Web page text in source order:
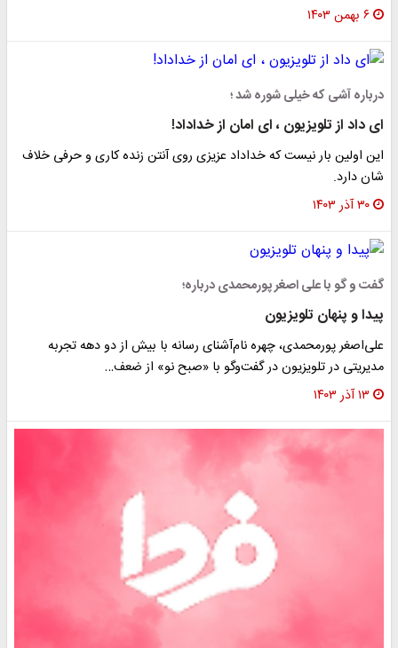
۶ بهمن ۱۴۰۳
درباره آشی که خیلی شوره شد ؛
ای داد از تلویزیون ، ای امان از خداداد!
این اولین بار نیست که خداداد عزیزی روی آنتن زنده کاری و حرفی خلاف
شان دارد.
۳۰ آذر ۱۴۰۳
گفت و گو با علی اصغر پورمحمدی درباره؛
پیدا و پنهان تلویزیون
علی‌اصغر پورمحمدی، چهره نام‌آشنای رسانه با بیش از دو دهه تجربه
مدیریتی در تلویزیون در گفت‌وگو با «صبح نو» از ضعف…
۱۳ آذر ۱۴۰۳